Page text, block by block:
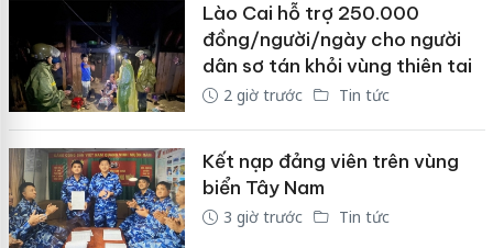
Lào Cai hỗ trợ 250.000
đồng/người/ngày cho người
dân sơ tán khỏi vùng thiên tai
2 giờ trước Tin tức
Kết nạp đảng viên trên vùng
biển Tây Nam
3 giờ trước Tin tức